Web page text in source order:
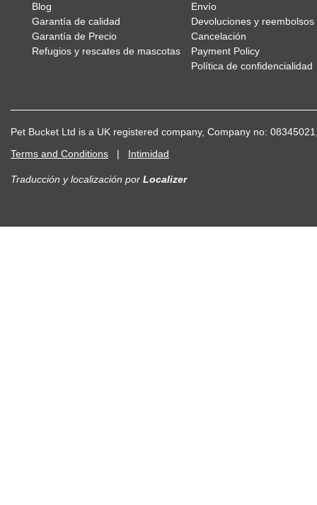
Blog
Garantía de calidad
Garantía de Precio
Refugios y rescates de mascotas
Envío
Devoluciones y reembolsos
Cancelación
Payment Policy
Política de confidencialidad
Pet Bucket Ltd is a UK registered company, Company no:
Terms and Conditions | Intimidad
Traducción y localización por Localizer